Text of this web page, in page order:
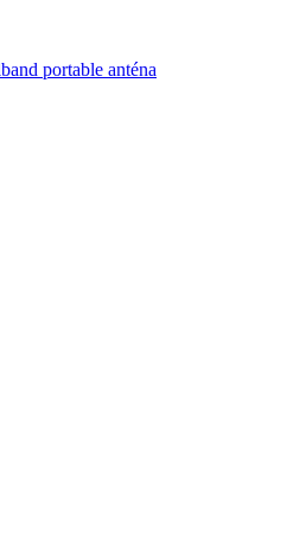
portable anténa